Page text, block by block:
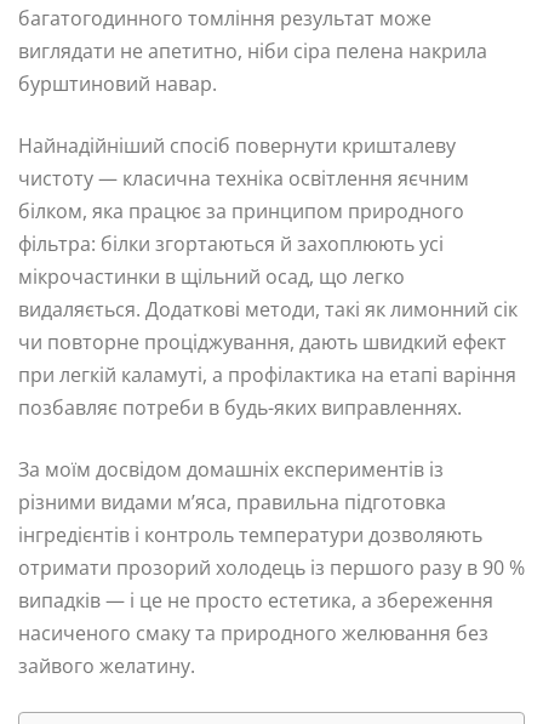
багатогодинного томління результат може
виглядати не апетитно, ніби сіра пелена накрила
бурштиновий навар.
Найнадійніший спосіб повернути кришталеву
чистоту — класична техніка освітлення яєчним
білком, яка працює за принципом природного
фільтра: білки згортаються й захоплюють усі
мікрочастинки в щільний осад, що легко
видаляється. Додаткові методи, такі як лимонний сік
чи повторне проціджування, дають швидкий ефект
при легкій каламуті, а профілактика на етапі варіння
позбавляє потреби в будь-яких виправленнях.
За моїм досвідом домашніх експериментів із
різними видами м’яса, правильна підготовка
інгредієнтів і контроль температури дозволяють
отримати прозорий холодець із першого разу в 90 %
випадків — і це не просто естетика, а збереження
насиченого смаку та природного желювання без
зайвого желатину.